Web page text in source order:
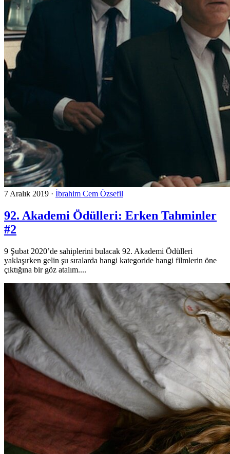
7 Aralık 2019 · İbrahim Cem Özsefil
92. Akademi Ödülleri: Erken Tahminler
#2
9 Şubat 2020’de sahiplerini bulacak 92. Akademi Ödülleri
yaklaşırken gelin şu sıralarda hangi kategoride hangi filmlerin öne
çıktığına bir göz atalım....